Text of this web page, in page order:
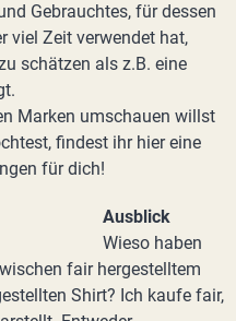
Gebrauchtes, für dessen
viel Zeit verwendet hat,
schätzen als z.B. eine
Marken umschauen willst
findest ihr hier eine
für dich!
Ausblick
Wieso haben
fair hergestelltem
Shirt? Ich kaufe fair,